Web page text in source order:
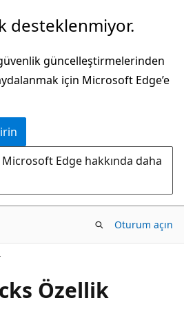
desteklenmiyor.
güncelleştirmelerinden
için Microsoft Edge’e
Edge hakkında daha
Oturum açın
Özellik